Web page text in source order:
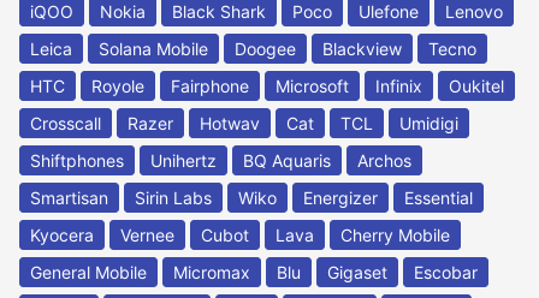
iQOO
Nokia Black Shark Poco Ulefone
Lenovo
Leica
Solana Mobile Doogee Blackview
Tecno
HTC
Royole Fairphone Microsoft Infinix
Oukitel
Crosscall
Razer Hotwav Cat TCL
Umidigi
Shiftphones
Unihertz BQ Aquaris
Archos
Smartisan
Sirin Labs Wiko Energizer
Essential
Kyocera
Vernee Cubot Lava
Cherry Mobile
General Mobile
Micromax Blu Gigaset
Escobar